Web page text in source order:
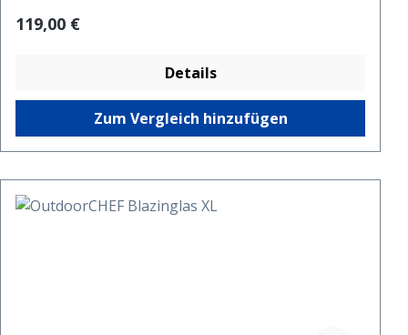
Regulärer Preis:
119,00 €
Details
Zum Vergleich hinzufügen